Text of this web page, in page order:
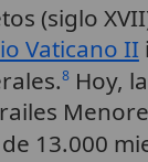
(siglo
Vaticano II
8Hoy,
13.000